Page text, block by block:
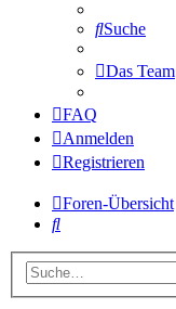
Suche
Das Team
FAQ
Anmelden
Registrieren
Foren-Übersicht
Suche